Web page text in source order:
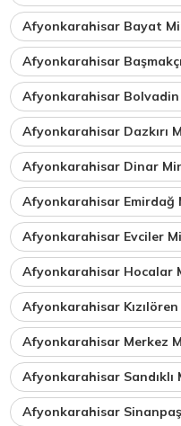
Afyonkarahisar Bayat
Afyonkarahisar
Afyonkarahisar Bolvadin
Afyonkarahisar Dazkırı
Afyonkarahisar Dinar
Afyonkarahisar Emirdağ
Afyonkarahisar Evciler
Afyonkarahisar Hocalar
Afyonkarahisar
Afyonkarahisar Merkez
Afyonkarahisar Sandıklı
Afyonkarahisar